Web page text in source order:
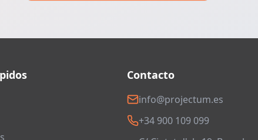
Contacto
info@projectum.es
+34 900 109 099